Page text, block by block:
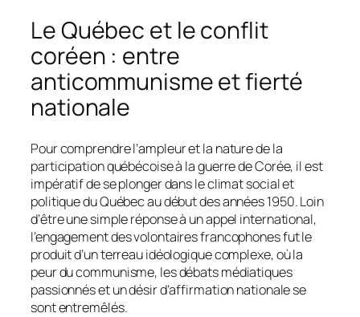
Le Québec et le conflit
coréen : entre
anticommunisme et fierté
nationale
Pour comprendre l’ampleur et la nature de la
participation québécoise à la guerre de Corée, il est
impératif de se plonger dans le climat social et
politique du Québec au début des années 1950. Loin
d’être une simple réponse à un appel international,
l’engagement des volontaires francophones fut le
produit d’un terreau idéologique complexe, où la
peur du communisme, les débats médiatiques
passionnés et un désir d’affirmation nationale se
sont entremêlés.